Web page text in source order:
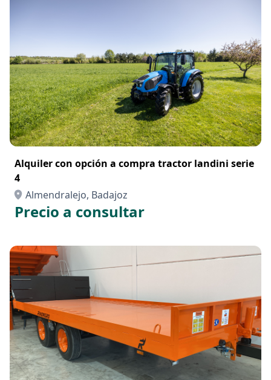
Alquiler con opción a compra tractor landini serie
4
Almendralejo, Badajoz
Precio a consultar